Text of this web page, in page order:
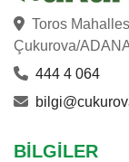
Toros
Çukurova/
444 4 064
BILGILER